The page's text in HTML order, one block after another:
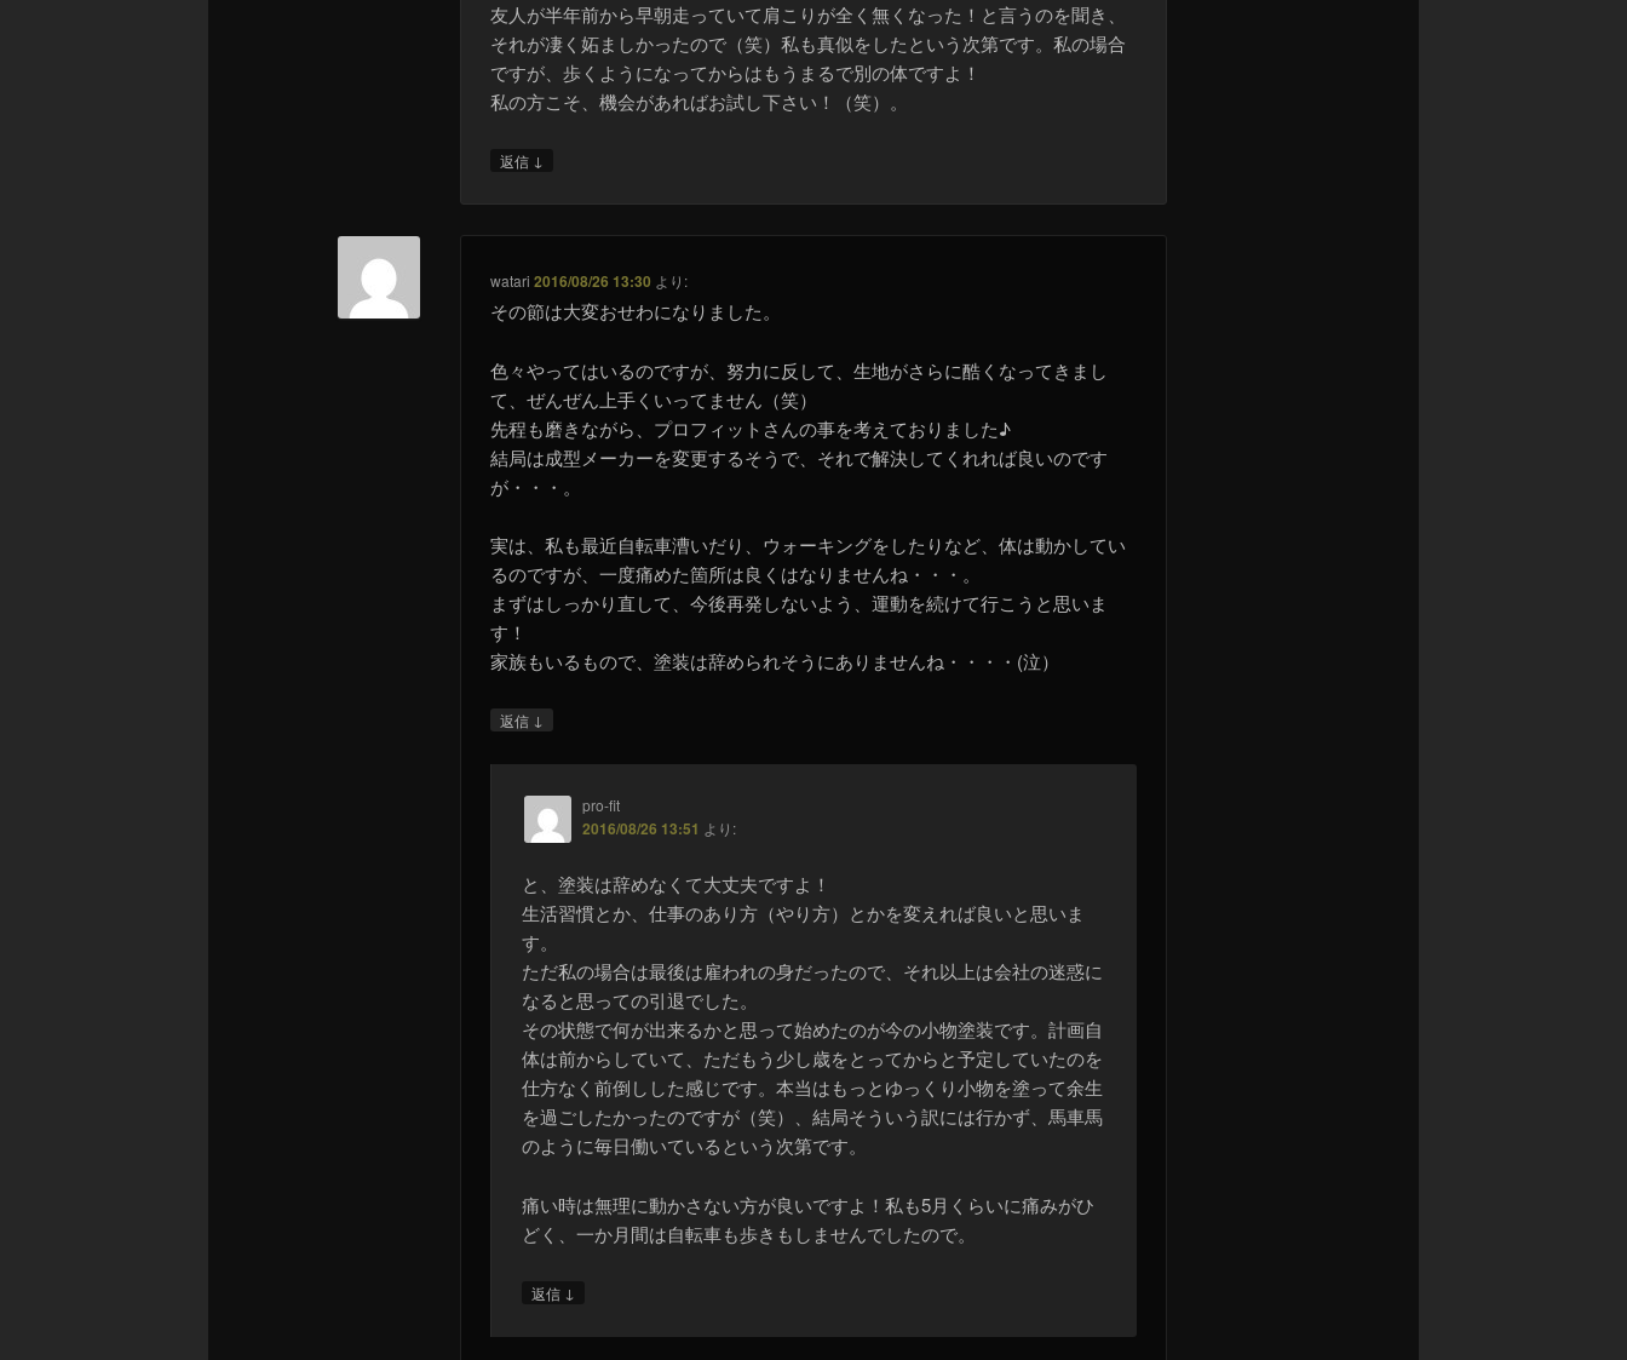
友人が半年前から早朝走っていて肩こりが全く無くなった！と言うのを聞き、
それが凄く妬ましかったので（笑）私も真似をしたという次第です。私の場合
ですが、歩くようになってからはもうまるで別の体ですよ！
私の方こそ、機会があればお試し下さい！（笑）。
返信 ↓
watari 2016/08/26 13:30 より:
その節は大変おせわになりました。
色々やってはいるのですが、努力に反して、生地がさらに酷くなってきまし
て、ぜんぜん上手くいってません（笑）
先程も磨きながら、プロフィットさんの事を考えておりました♪
結局は成型メーカーを変更するそうで、それで解決してくれれば良いのです
が・・・。
実は、私も最近自転車漕いだり、ウォーキングをしたりなど、体は動かしてい
るのですが、一度痛めた箇所は良くはなりませんね・・・。
まずはしっかり直して、今後再発しないよう、運動を続けて行こうと思いま
す！
家族もいるもので、塗装は辞められそうにありませんね・・・・(泣）
返信 ↓
pro-fit
2016/08/26 13:51 より:
と、塗装は辞めなくて大丈夫ですよ！
生活習慣とか、仕事のあり方（やり方）とかを変えれば良いと思いま
す。
ただ私の場合は最後は雇われの身だったので、それ以上は会社の迷惑に
なると思っての引退でした。
その状態で何が出来るかと思って始めたのが今の小物塗装です。計画自
体は前からしていて、ただもう少し歳をとってからと予定していたのを
仕方なく前倒しした感じです。本当はもっとゆっくり小物を塗って余生
を過ごしたかったのですが（笑）、結局そういう訳には行かず、馬車馬
のように毎日働いているという次第です。
痛い時は無理に動かさない方が良いですよ！私も5月くらいに痛みがひ
どく、一か月間は自転車も歩きもしませんでしたので。
返信 ↓